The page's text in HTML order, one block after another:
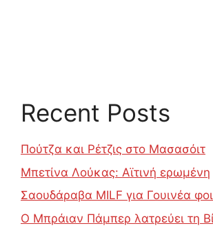
Recent Posts
Πούτζα και Ρέτζις στο Μασασόιτ
Μπετίνα Λούκας: Αϊτινή ερωμένη
Σαουδάραβα MILF για Γουινέα
Ο Μπράιαν Πάμπερ λατρεύει τη